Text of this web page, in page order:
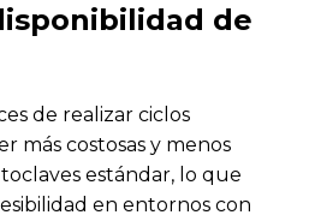
de
de realizar ciclos
más costosas y menos
estándar, lo que
en entornos con